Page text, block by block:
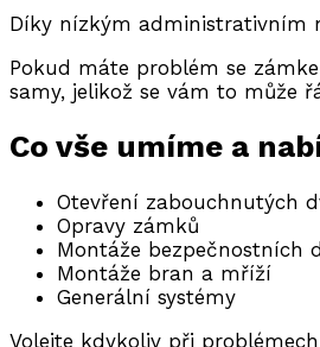
Díky nízkým administrativním
Pokud máte problém se
samy, jelikož se vám to může
Co vše umíme a
Otevření zabouchnutých
Opravy zámků
Montáže bezpečnostních
Montáže bran a mříží
Generální systémy
Volejte kdykoliv při